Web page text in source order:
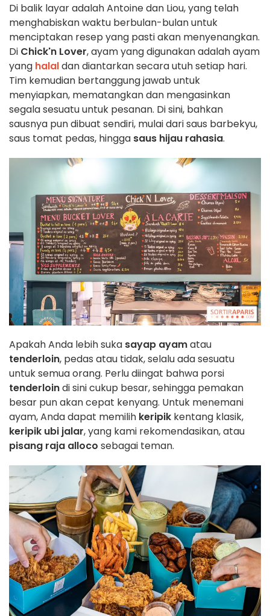
Di balik layar adalah Antoine dan Liou, yang telah
menghabiskan waktu berbulan-bulan untuk
menciptakan resep yang pasti akan menyenangkan.
Di Chick'n Lover, ayam yang digunakan adalah ayam
yang halaldan diantarkan secara utuh setiap hari.
Tim kemudian bertanggung jawab untuk
menyiapkan, mematangkan dan mengasinkan
segala sesuatu untuk pesanan. Di sini, bahkan
sausnya pun dibuat sendiri, mulai dari saus barbekyu,
saus tomat pedas, hingga saus hijau rahasia.
Apakah Anda lebih suka sayap ayamatau
tenderloin, pedas atau tidak, selalu ada sesuatu
untuk semua orang. Perlu diingat bahwa porsi
tenderloindi sini cukup besar, sehingga pemakan
besar pun akan cepat kenyang. Untuk menemani
ayam, Anda dapat memilih keripik kentang klasik,
keripik ubi jalar, yang kami rekomendasikan, atau
pisang raja alloco sebagai teman.